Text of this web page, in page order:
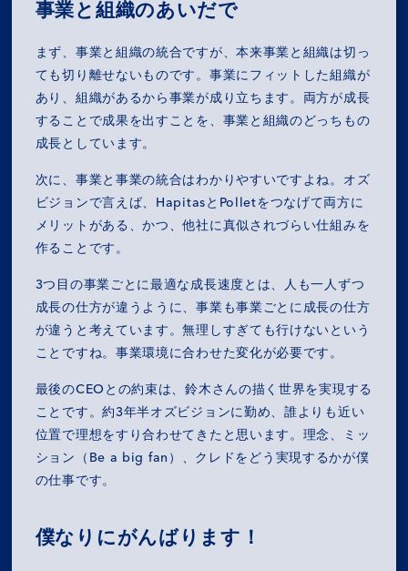
MISSION
事業と組織のあいだで
まず、事業と組織の統合ですが、本来事業と組織は切っ
ても切り離せないものです。事業にフィットした組織が
あり、組織があるから事業が成り立ちます。両方が成長
することで成果を出すことを、事業と組織のどっちもの
成長としています。
次に、事業と事業の統合はわかりやすいですよね。オズ
ビジョンで言えば、HapitasとPolletをつなげて両方に
メリットがある、かつ、他社に真似されづらい仕組みを
作ることです。
3つ目の事業ごとに最適な成長速度とは、人も一人ずつ
成長の仕方が違うように、事業も事業ごとに成長の仕方
が違うと考えています。無理しすぎても行けないという
ことですね。事業環境に合わせた変化が必要です。
最後のCEOとの約束は、鈴木さんの描く世界を実現する
ことです。約3年半オズビジョンに勤め、誰よりも近い
位置で理想をすり合わせてきたと思います。理念、ミッ
ション（Be a big fan）、クレドをどう実現するかが僕
の仕事です。
僕なりにがんばります！